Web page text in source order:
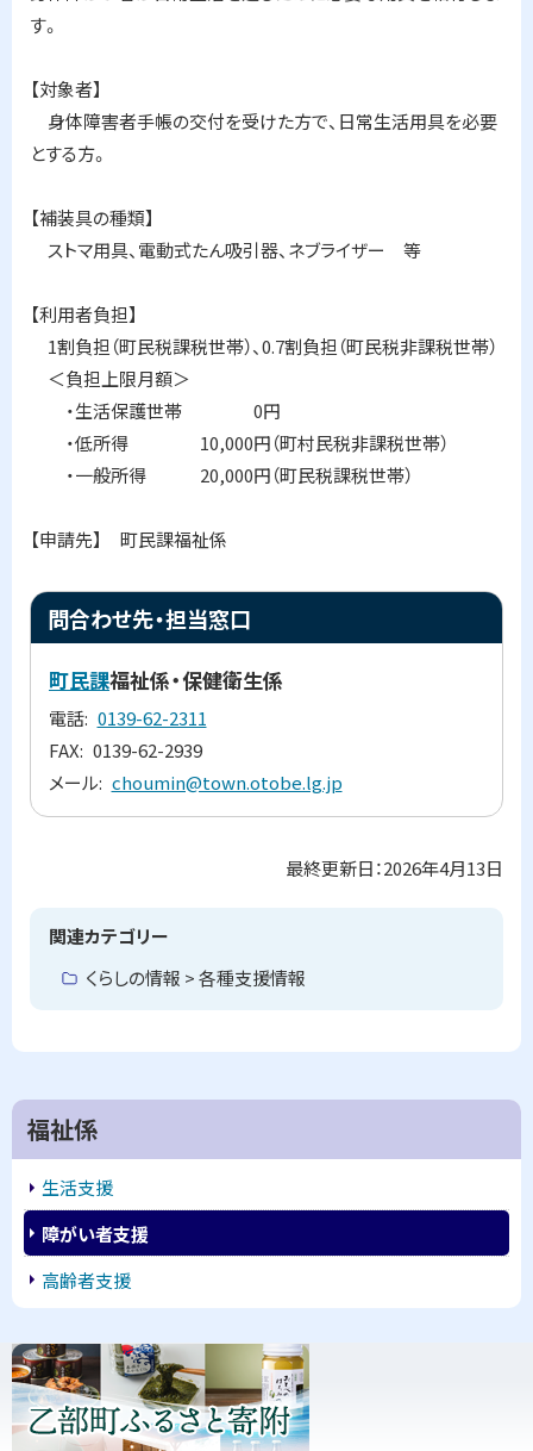
に
る
す。
【対象者】
身体障害者手帳の交付を受けた方で、日常生活用具を必要
とする方。
【補装具の種類】
ストマ用具、電動式たん吸引器、ネブライザー 等
【利用者負担】
1割負担（町民税課税世帯）、0.7割負担（町民税非課税世帯）
＜負担上限月額＞
・生活保護世帯 0円
・低所得 10,000円（町村民税非課税世帯）
・一般所得 20,000円（町民税課税世帯）
【申請先】 町民課福祉係
ト
ッ
問合わせ先・担当窓口
町民課福祉係・保健衛生係
電話 0139-62-2311
FAX 0139-62-2939
メール choumin@town.otobe.lg.jp
最終更新日：2026年4月13日
関連カテゴリー
くらしの情報 > 各種支援情報
サ
イ
ド
・
メ
ニ
ュ
福祉係
生活支援
障がい者支援
高齢者支援
ピ
ッ
ク